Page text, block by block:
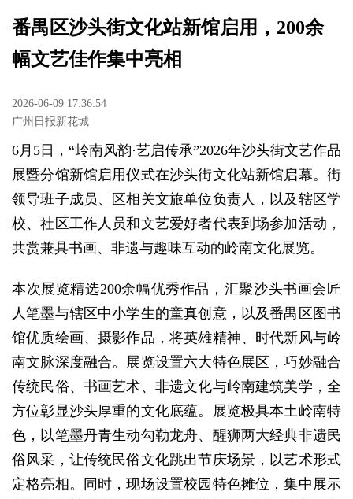
番禺区沙头街文化站新馆启用，200余
幅文艺佳作集中亮相
2026-06-09 17:36:54
广州日报新花城
6月5日，“岭南风韵·艺启传承”2026年沙头街文艺作品
展暨分馆新馆启用仪式在沙头街文化站新馆启幕。街
领导班子成员、区相关文旅单位负责人，以及辖区学
校、社区工作人员和文艺爱好者代表到场参加活动，
共赏兼具书画、非遗与趣味互动的岭南文化展览。
本次展览精选200余幅优秀作品，汇聚沙头书画会匠
人笔墨与辖区中小学生的童真创意，以及番禺区图书
馆优质绘画、摄影作品，将英雄精神、时代新风与岭
南文脉深度融合。展览设置六大特色展区，巧妙融合
传统民俗、书画艺术、非遗文化与岭南建筑美学，全
方位彰显沙头厚重的文化底蕴。展览极具本土岭南特
色，以笔墨丹青生动勾勒龙舟、醒狮两大经典非遗民
俗风采，让传统民俗文化跳出节庆场景，以艺术形式
定格亮相。同时，现场设置校园特色摊位，集中展示